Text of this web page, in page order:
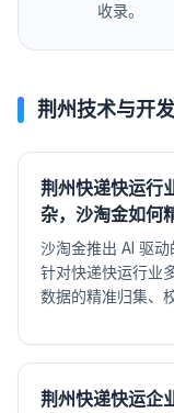
收录。
荆州技术与开发
荆州快递快运行
杂，沙淘金如何
沙淘金推出 AI 驱动
针对快递快运行业
数据的精准归集、
荆州快递快运企